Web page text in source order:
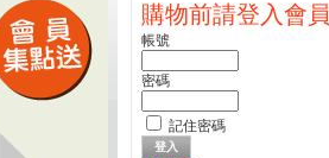
購物前請登入會員
帳號
密碼
記住密碼